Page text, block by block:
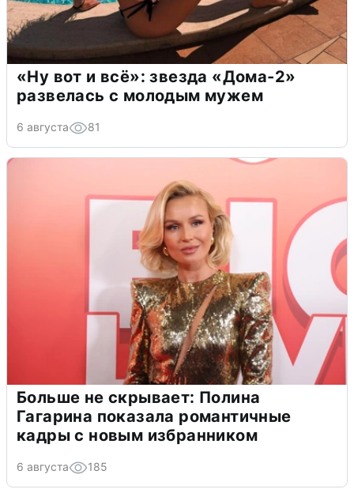
«Ну вот и всё»: звезда «Дома-2»
развелась с молодым мужем
6 августа 81
Больше не скрывает: Полина
Гагарина показала романтичные
кадры с новым избранником
6 августа 185